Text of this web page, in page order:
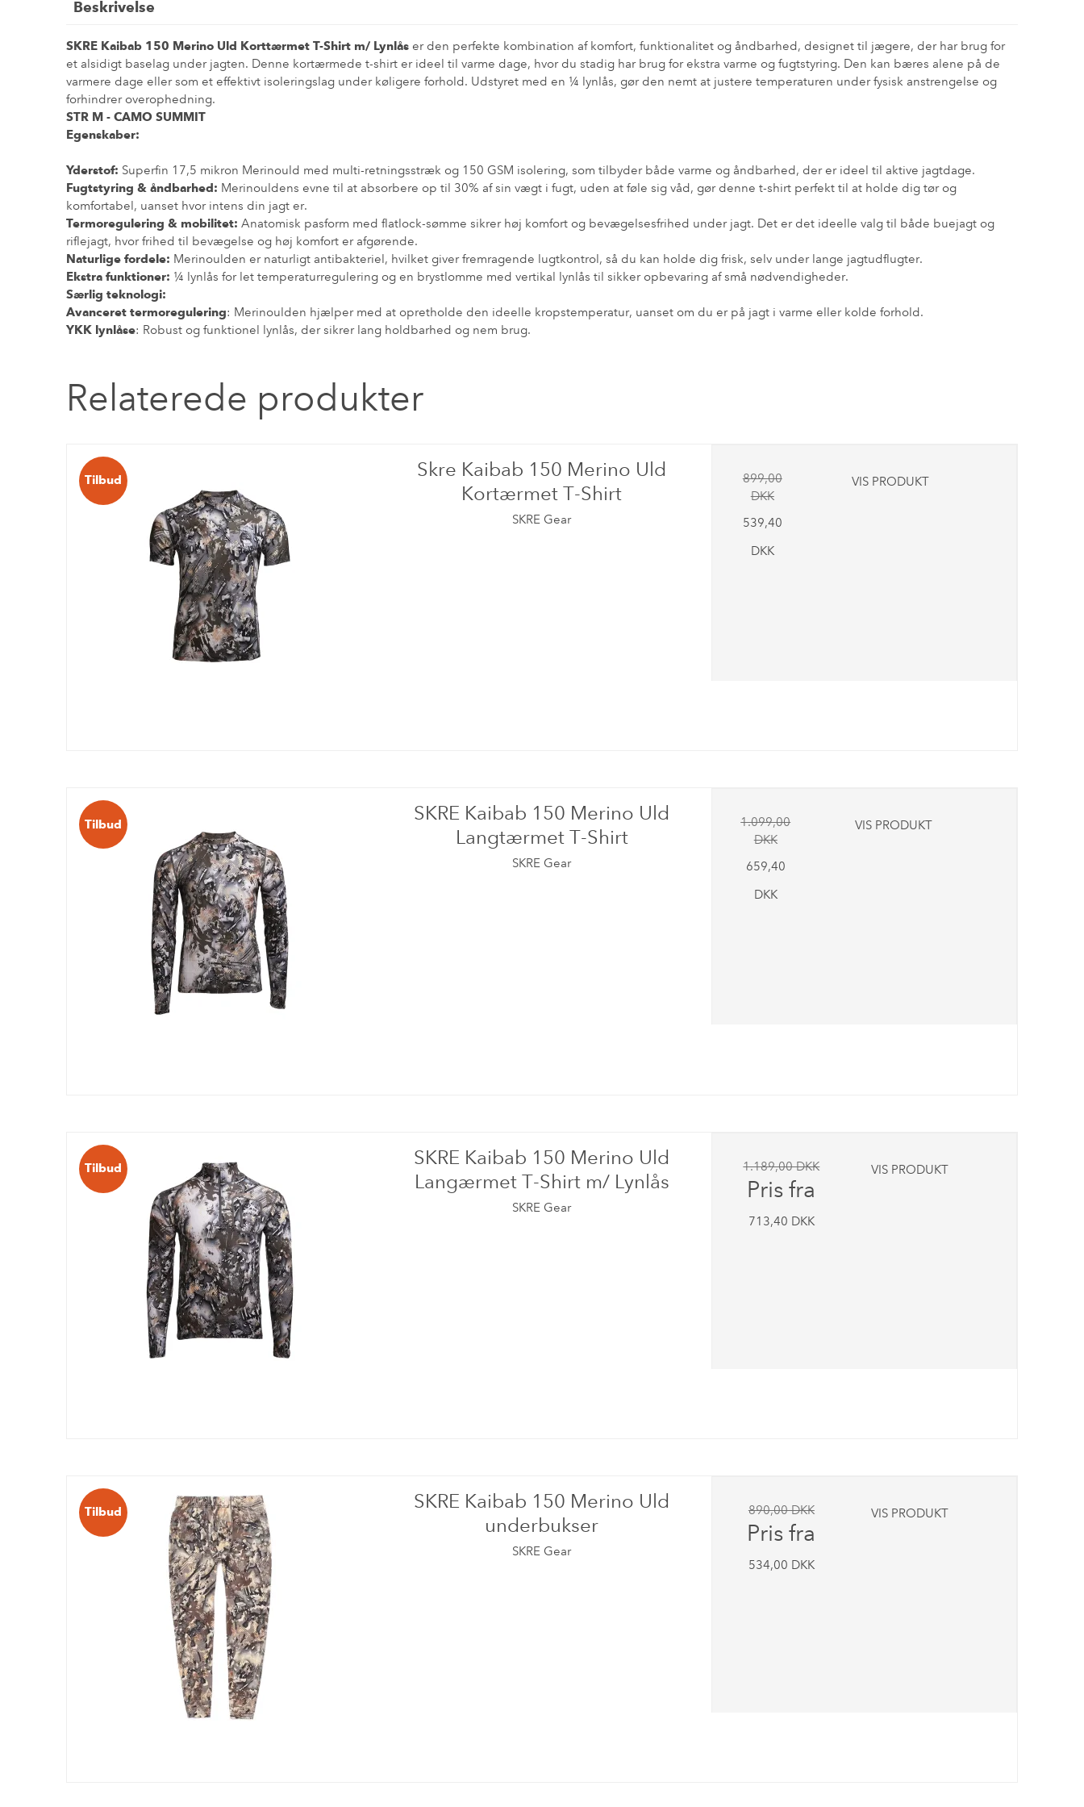
Beskrivelse
SKRE Kaibab 150 Merino Uld Korttærmet T-Shirt m/ Lynlås er den perfekte kombination af komfort, funktionalitet og åndbarhed, designet til jægere, der har brug for
et alsidigt baselag under jagten. Denne kortærmede t-shirt er ideel til varme dage, hvor du stadig har brug for ekstra varme og fugtstyring. Den kan bæres alene på de
varmere dage eller som et effektivt isoleringslag under køligere forhold. Udstyret med en ¼ lynlås, gør den nemt at justere temperaturen under fysisk anstrengelse og
forhindrer overophedning.
STR M - CAMO SUMMIT
Egenskaber:
Yderstof: Superfin 17,5 mikron Merinould med multi-retningsstræk og 150 GSM isolering, som tilbyder både varme og åndbarhed, der er ideel til aktive jagtdage.
Fugtstyring & åndbarhed: Merinouldens evne til at absorbere op til 30% af sin vægt i fugt, uden at føle sig våd, gør denne t-shirt perfekt til at holde dig tør og
komfortabel, uanset hvor intens din jagt er.
Termoregulering & mobilitet: Anatomisk pasform med flatlock-sømme sikrer høj komfort og bevægelsesfrihed under jagt. Det er det ideelle valg til både buejagt og
riflejagt, hvor frihed til bevægelse og høj komfort er afgørende.
Naturlige fordele: Merinoulden er naturligt antibakteriel, hvilket giver fremragende lugtkontrol, så du kan holde dig frisk, selv under lange jagtudflugter.
Ekstra funktioner: ¼ lynlås for let temperaturregulering og en brystlomme med vertikal lynlås til sikker opbevaring af små nødvendigheder.
Særlig teknologi:
Avanceret termoregulering: Merinoulden hjælper med at opretholde den ideelle kropstemperatur, uanset om du er på jagt i varme eller kolde forhold.
YKK lynlåse: Robust og funktionel lynlås, der sikrer lang holdbarhed og nem brug.
Relaterede produkter
Tilbud
Skre Kaibab 150 Merino Uld
Kortærmet T-Shirt
SKRE Gear
899,00
DKK
539,40
DKK
VIS PRODUKT
Tilbud
SKRE Kaibab 150 Merino Uld
Langtærmet T-Shirt
SKRE Gear
1.099,00
DKK
659,40
DKK
VIS PRODUKT
Tilbud
SKRE Kaibab 150 Merino Uld
Langærmet T-Shirt m/ Lynlås
SKRE Gear
1.189,00 DKK
Pris fra
713,40 DKK
VIS PRODUKT
Tilbud
SKRE Kaibab 150 Merino Uld
underbukser
SKRE Gear
890,00 DKK
Pris fra
534,00 DKK
VIS PRODUKT